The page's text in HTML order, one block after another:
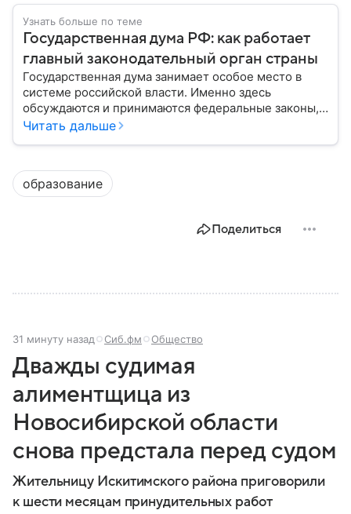
Узнать больше по теме
Государственная дума РФ: как работает
главный законодательный орган страны
Государственная дума занимает особое место в
системе российской власти. Именно здесь
обсуждаются и принимаются федеральные законы,
определяющие развитие государства, экономики и
затрагивающие жизнь миллионов граждан.
Разбираемся, как устроена Госдума, какие
Читать дальше
образование
Поделиться
31 минуту назад Сиб.фм Общество
Дважды судимая
алиментщица из
Новосибирской области
снова предстала перед судом
Жительницу Искитимского района приговорили
к шести месяцам принудительных работ